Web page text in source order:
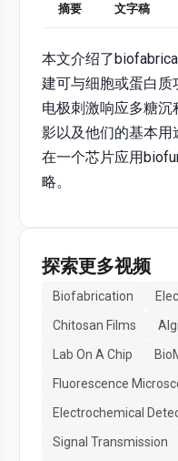
摘要 文字稿
本文介绍了
建可与细胞或蛋白
电极刺激响应多糖
影以及他们的基本用
在一个芯片应用
略。
探索更多视频
Biofabrication
Chitosan Films
Lab On A Chip
Fluorescence
Electrochemical
Signal Transmission